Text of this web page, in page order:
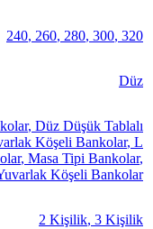
240, 260, 280, 300, 320
Düz
, Düz Düşük Tablalı
Köşeli Bankolar, L
, Masa Tipi Bankolar,
Köşeli Bankolar
2 Kişilik, 3 Kişilik